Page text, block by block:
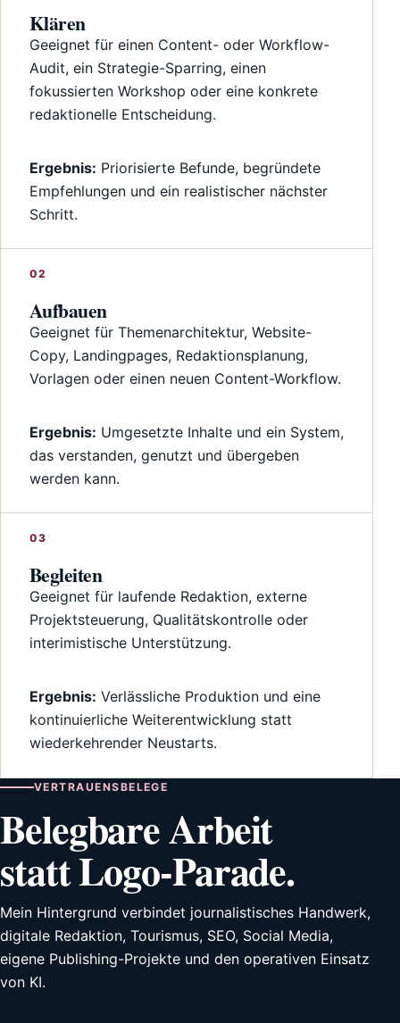
Klären
Geeignet für einen Content- oder Workflow-
Audit, ein Strategie-Sparring, einen
fokussierten Workshop oder eine konkrete
redaktionelle Entscheidung.
Ergebnis: Priorisierte Befunde, begründete
Empfehlungen und ein realistischer nächster
Schritt.
Aufbauen
Geeignet für Themenarchitektur, Website-
Copy, Landingpages, Redaktionsplanung,
Vorlagen oder einen neuen Content-Workflow.
Ergebnis: Umgesetzte Inhalte und ein System,
das verstanden, genutzt und übergeben
werden kann.
Begleiten
Geeignet für laufende Redaktion, externe
Projektsteuerung, Qualitätskontrolle oder
interimistische Unterstützung.
Ergebnis: Verlässliche Produktion und eine
kontinuierliche Weiterentwicklung statt
wiederkehrender Neustarts.
VERTRAUENSBELEGE
Belegbare Arbeit
statt Logo-Parade.
Mein Hintergrund verbindet journalistisches Handwerk,
digitale Redaktion, Tourismus, SEO, Social Media,
eigene Publishing-Projekte und den operativen Einsatz
von KI.